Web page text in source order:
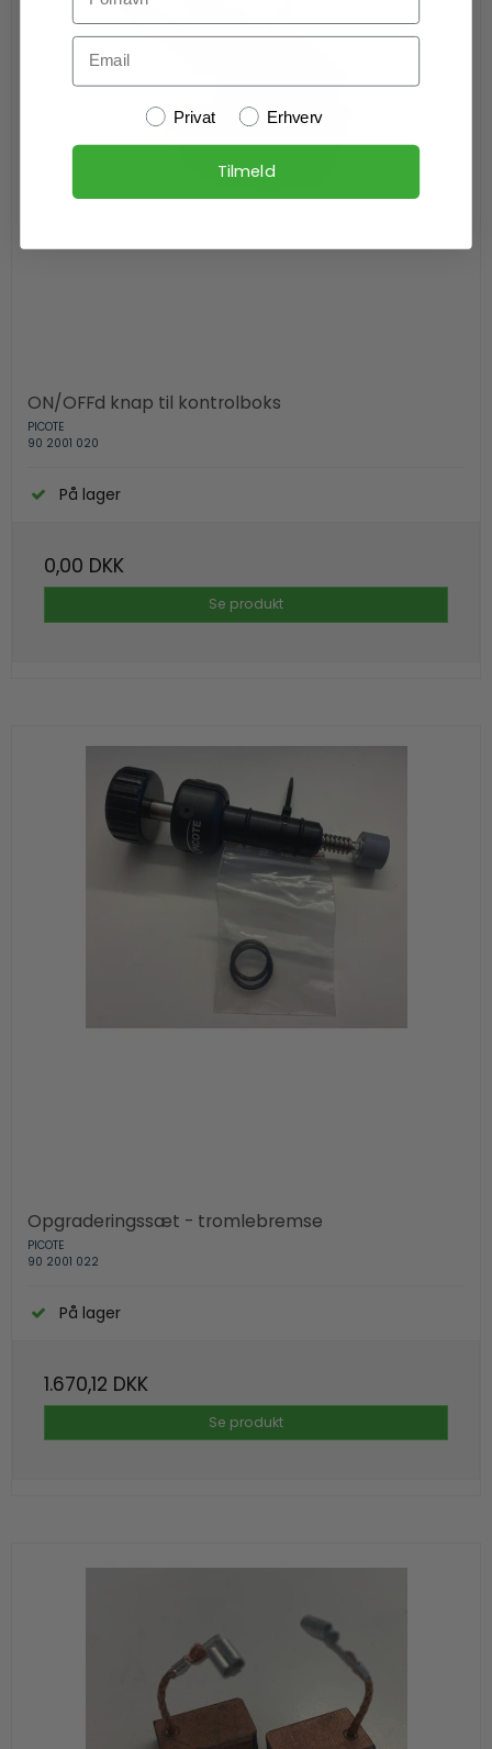
ON/OFFd knap til kontrolboks
PICOTE
90 2001 020
På lager
0,00 DKK
Se produkt
Opgraderingssæt - tromlebremse
PICOTE
90 2001 022
På lager
1.670,12 DKK
Se produkt
Email
Kundetype
Privat Erhverv
Tilmeld